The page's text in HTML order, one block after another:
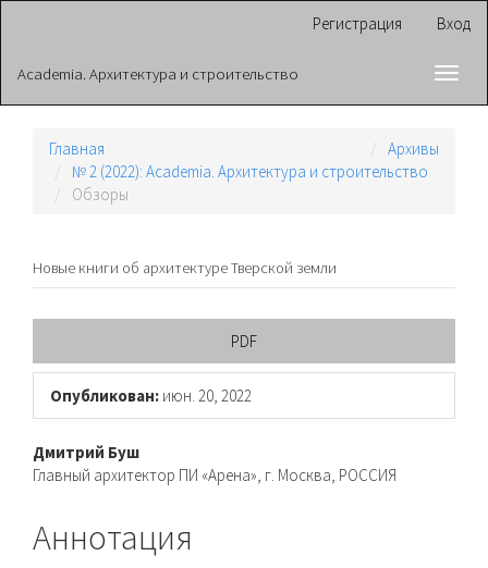
Основное
содержимое
панель
Регистрация Вход
Academia. Архитектура и строительство
Главная
Архивы
№ 2 (2022): Academia. Архитектура и строительство
Обзоры
Новые книги об архитектуре Тверской земли
панель
статьи
PDF
Опубликован: июн. 20, 2022
Основное
содержимое
статьи
Дмитрий Буш
Главный архитектор ПИ «Арена», г. Москва, РОССИЯ
Аннотация